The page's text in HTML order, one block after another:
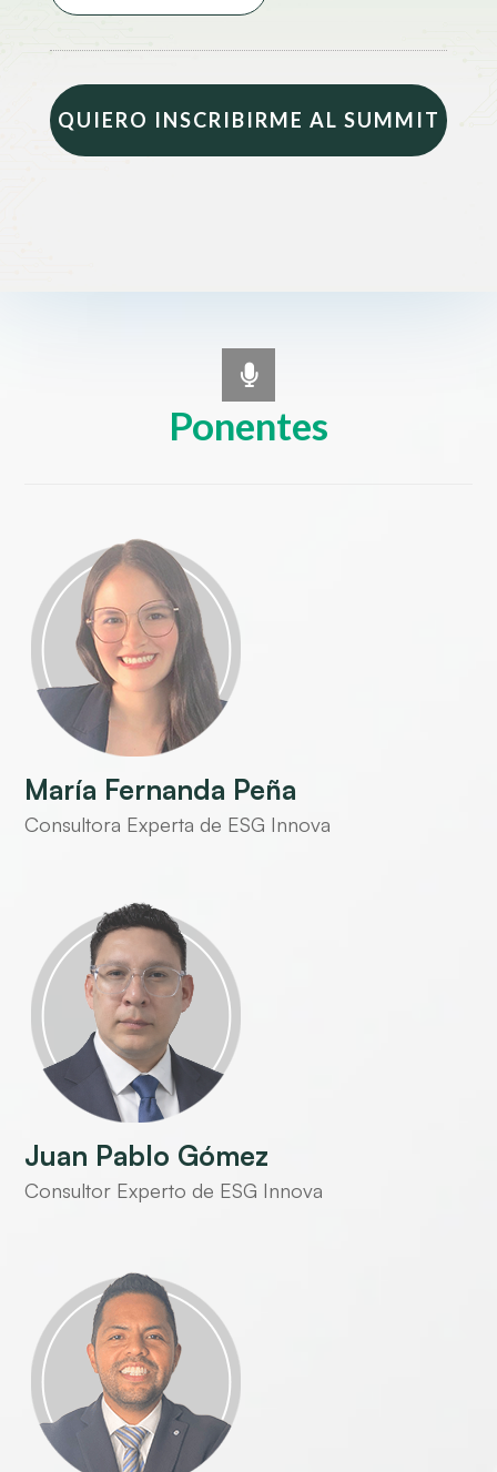
QUIERO INSCRIBIRME AL SUMMIT
Ponentes
María Fernanda Peña
Consultora Experta de ESG Innova
Juan Pablo Gómez
Consultor Experto de ESG Innova